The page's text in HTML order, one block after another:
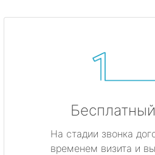
На стадии звонка
временем визита и